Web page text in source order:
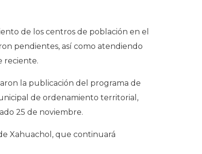
de los centros de población en el
pendientes, así como atendiendo
reciente.
la publicación del programa de
de ordenamiento territorial,
25 de noviembre.
Xahuachol, que continuará